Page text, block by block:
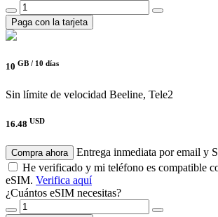
Paga con la tarjeta
10 GB / 10 días
Sin límite de velocidad Beeline, Tele2
16.48 USD
Compra ahora
Entrega inmediata por email y
He verificado y mi teléfono es compatible
eSIM. Verifica aquí
¿Cuántos eSIM necesitas?